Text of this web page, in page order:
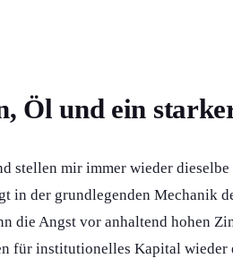
Öl und ein
mir immer wieder
in der grundlegenden Mechanik
die Angst vor anhaltend hohen
für institutionelles Kapital